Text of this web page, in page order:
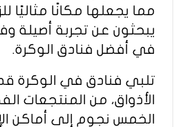
مما يجعلها مكانًا مثاليًا
يبحثون عن تجربة أصيلة
في أفضل فنادق الوكرة.
تلبي فنادق في الوكرة
الأذواق، من المنتجعات
الخمس نجوم إلى أماكن